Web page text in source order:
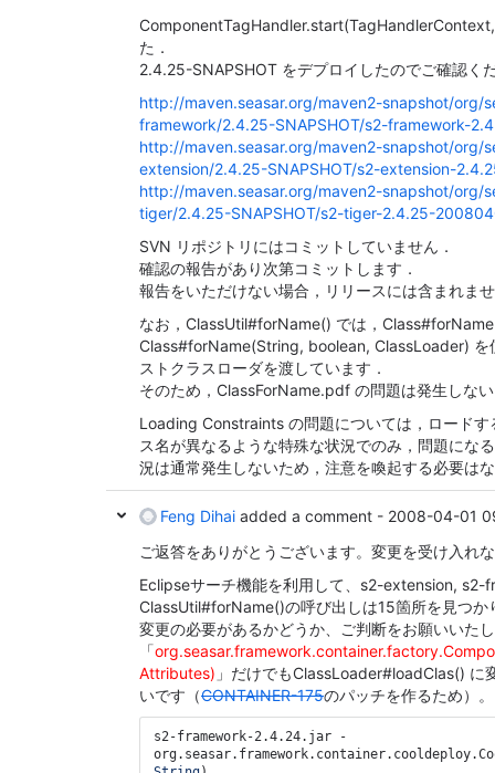
た．
2.4.25-SNAPSHOT をデプロイしたのでご確認く
http://maven.seasar.org/maven2-snapshot/org/
framework/2.4.25-SNAPSHOT/s2-framework-
http://maven.seasar.org/maven2-snapshot/org/
extension/2.4.25-SNAPSHOT/s2-extension-
http://maven.seasar.org/maven2-snapshot/org/
tiger/2.4.25-SNAPSHOT/s2-tiger-2.4.25-
SVN リポジトリにはコミットしていません．
確認の報告があり次第コミットします．
報告をいただけない場合，リリースには含まれま
なお，ClassUtil#forName() では，
Class#forName(String, boolean, ClassLoader) を
ストクラスローダを渡しています．
そのため，ClassForName.pdf の問題は発生しな
Loading Constraints の問題については，ロード
ス名が異なるような特殊な状況でのみ，問題にな
況は通常発生しないため，注意を喚起する必要は
Feng Dihai added a comment - 2008-04-01
ご返答をありがとうございます。変更を受け入れ
Eclipseサーチ機能を利用して、s2-extension,
ClassUtil#forName()の呼び出しは15箇所を見つか
変更の必要があるかどうか、ご判断をお願いいた
「
Attributes) 」だけでもClassLoader#loadClas() に
いです（CONTAINER-175のパッチを作るため）。
s2-framework-2.4.24.jar -